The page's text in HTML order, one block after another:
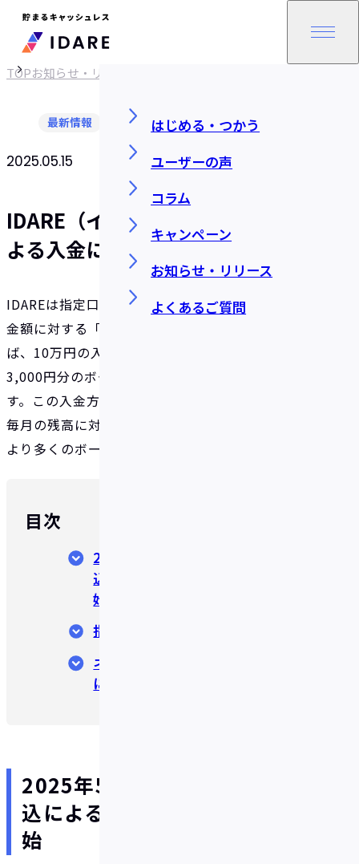
はじめる・つかう
ユーザーの声
コラム
キャンペーン
お知らせ・リリース
よくあるご質問
TOPお知らせ・リリース
2025.05.15
最新情報
IDARE（イデア）、指定口座振込に
よる入金に「1%還元」を開始
IDAREは指定口座への振込による入金について、入
金額に対する「1%還元」を開始します！ たとえ
ば、10万円の入金で1,000円分、30万円の入金で
3,000円分のボーナスポイントが即時に獲得できま
す。この入金方法による残高は、これまでと同様、
毎月の残高に対する年率2%の対象となりますので、
より多くのボーナスを受け取ることができます！
目次
2025年5月15日より指定口座振
込による入金に「1%還元」を開
始
指定口座振込とは
ネットバンキングで振込を簡単
に！
2025年5月15日より指定口座振
込による入金に「1%還元」を開
始